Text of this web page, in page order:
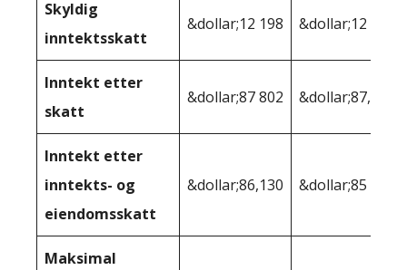
Skyldig
inntektsskatt
&dollar;12 198 &dollar;12 294
Inntekt etter
skatt
&dollar;87 802 &dollar;87,706
Inntekt etter
inntekts- og
eiendomsskatt
&dollar;86,130 &dollar;85 740
Maksimal